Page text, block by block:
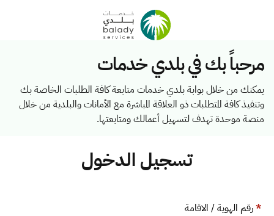
مرحباً بك في بلدي خدمات
يمكنك من خلال بوابة بلدي خدمات متابعة كافة الطلبات الخاصة بك
وتنفيذ كافة المتطلبات ذو العلاقة المباشرة مع الأمانات والبلدية من خلال
منصة موحدة تهدف لتسهيل أعمالك ومتابعتها.
تسجيل الدخول
*رقم الهوية / الاقامة